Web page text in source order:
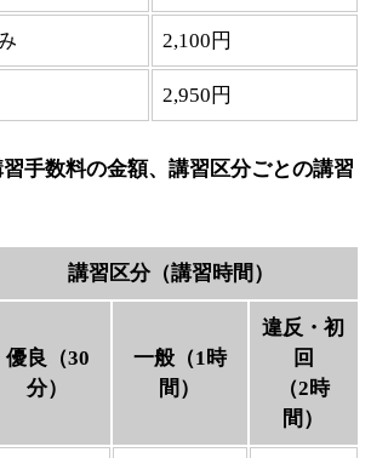
2,100円
2,950円
手数料の金額、講習区分ごとの講習
講習区分（講習時間）
優良（30
分）
一般（1時
間）
違反・初
回
（2時
間）